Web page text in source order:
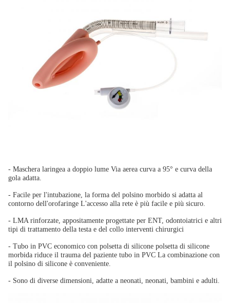
- Maschera laringea a doppio lume Via aerea curva a 95° e curva della
gola adatta.
- Facile per l'intubazione, la forma del polsino morbido si adatta al
contorno dell'orofaringe L'accesso alla rete è più facile e più sicuro.
- LMA rinforzate, appositamente progettate per ENT, odontoiatrici e altri
tipi di trattamento della testa e del collo interventi chirurgici
- Tubo in PVC economico con polsetta di silicone polsetta di silicone
morbida riduce il trauma del paziente tubo in PVC La combinazione con
il polsino di silicone è conveniente.
- Sono di diverse dimensioni, adatte a neonati, neonati, bambini e adulti.